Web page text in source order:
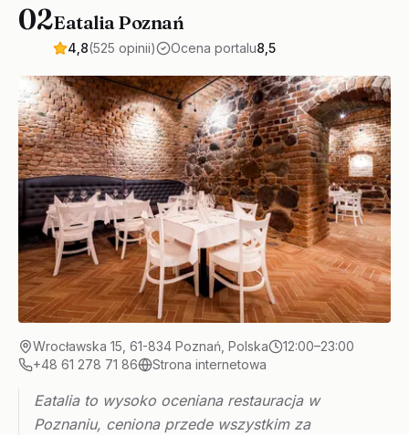
02Eatalia Poznań
4,8(525 opinii) Ocena portalu8,5
Wrocławska 15, 61-834 Poznań, Polska
12:00–23:00
+48 61 278 71 86
Strona internetowa
Eatalia to wysoko oceniana restauracja w
Poznaniu, ceniona przede wszystkim za